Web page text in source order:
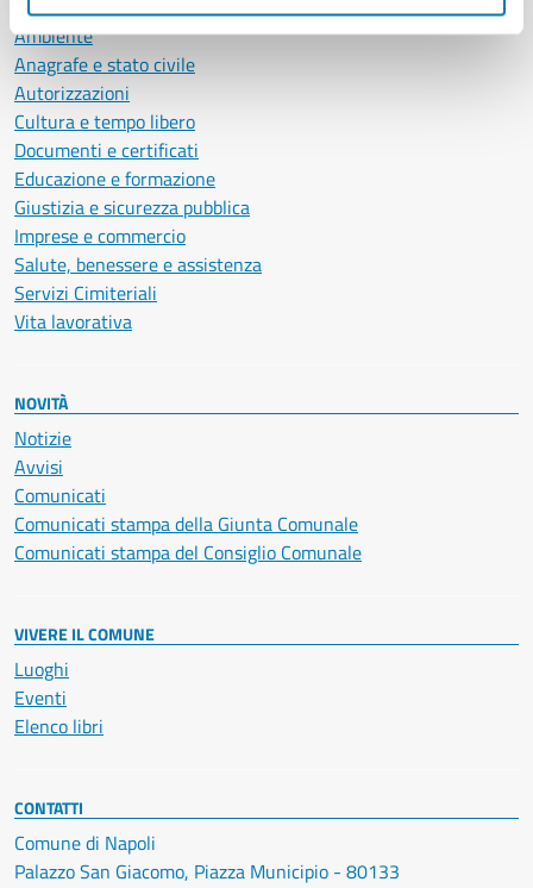
Ambiente
Anagrafe e stato civile
Autorizzazioni
Cultura e tempo libero
Documenti e certificati
Educazione e formazione
Giustizia e sicurezza pubblica
Imprese e commercio
Salute, benessere e assistenza
Servizi Cimiteriali
Vita lavorativa
NOVITÀ
Notizie
Avvisi
Comunicati
Comunicati stampa della Giunta Comunale
Comunicati stampa del Consiglio Comunale
VIVERE IL COMUNE
Luoghi
Eventi
Elenco libri
CONTATTI
Comune di Napoli
Palazzo San Giacomo, Piazza Municipio - 80133